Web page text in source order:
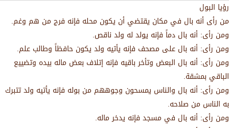
رؤيا البول
من رأى أنه بال في مكان يقتضي أن يكون محله فإنه فرج من هم وغم.
ومن رأى: أنه بال دماً فإنه يولد له ولد ناقص.
ومن رأى: أنه بال على مصحف فإنه يأتيه ولد يكون حافظاً وطالب علم.
ومن رأى: أنه بال البعض وتأخر باقيه فإنه إتلاف بعض ماله بيده وتضييع
الباقي بمشقة.
ومن رأى: أنه بال والناس يمسحون وجوههم من بوله فإنه يأتيه ولد تتبرك
به الناس من صلاحه.
ومن رأى: أنه بال في مسجد فإنه يدخر ماله.